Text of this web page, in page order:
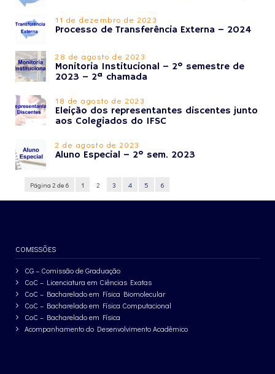
11 de dezembro de 2023
Processo de Transferência Externa – 2024
28 de agosto de 2023
Monitoria Institucional – 2º semestre de
2023 – 2ª chamada
18 de agosto de 2023
Eleição dos representantes discentes junto
aos Colegiados do IFSC
2 de agosto de 2023
Aluno Especial – 2º sem. 2023
Página 2 de 6 1 2 3 4 5 6
COMISSÕES
CG – Comissão de Graduação
CoC – Licenciatura em Ciências Exatas
CoC – Bacharelado em Física Biomolecular
CoC – Bacharelado em Física Computacional
CoC – Bacharelado em Física
Acompanhamento do Desenvolvimento Acadêmico